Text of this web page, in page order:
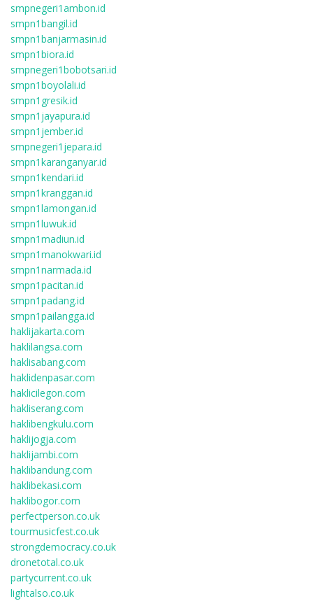
smpnegeri1ambon.id
smpn1bangil.id
smpn1banjarmasin.id
smpn1biora.id
smpnegeri1bobotsari.id
smpn1boyolali.id
smpn1gresik.id
smpn1jayapura.id
smpn1jember.id
smpnegeri1jepara.id
smpn1karanganyar.id
smpn1kendari.id
smpn1kranggan.id
smpn1lamongan.id
smpn1luwuk.id
smpn1madiun.id
smpn1manokwari.id
smpn1narmada.id
smpn1pacitan.id
smpn1padang.id
smpn1pailangga.id
haklijakarta.com
haklilangsa.com
haklisabang.com
haklidenpasar.com
haklicilegon.com
hakliserang.com
haklibengkulu.com
haklijogja.com
haklijambi.com
haklibandung.com
haklibekasi.com
haklibogor.com
perfectperson.co.uk
tourmusicfest.co.uk
strongdemocracy.co.uk
dronetotal.co.uk
partycurrent.co.uk
lightalso.co.uk